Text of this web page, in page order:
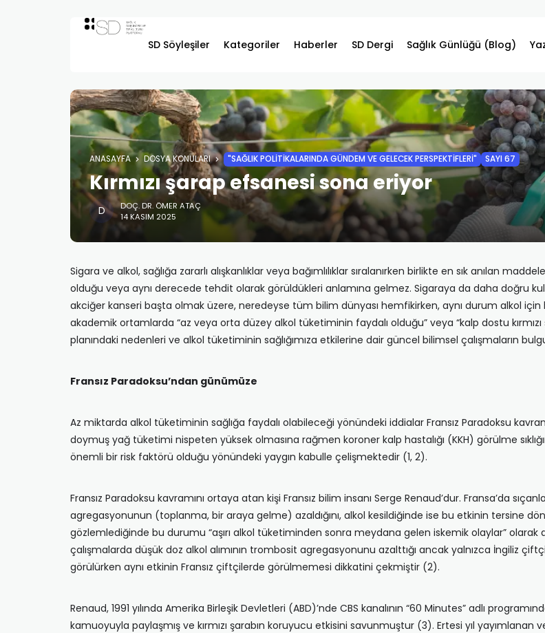
SD Söyleşiler Kategoriler Haberler SD Dergi Sağlık Günlüğü (Blog)
ANASAYFA DOSYA KONULARI "SAĞLIK POLITIKALARINDA GÜNDEM VE GELECEK PERSPEKTIFLERI" SAYI 67
Kırmızı şarap efsanesi sona eriyor
DOÇ. DR. ÖMER ATAÇ
14 KASIM 2025
Sigara ve alkol, sağlığa zararlı alışkanlıklar veya bağımlılıklar sıralanırken birlikte en sık anılan
olduğu veya aynı derecede tehdit olarak görüldükleri anlamına gelmez. Sigaraya da daha doğru
akciğer kanseri başta olmak üzere, neredeyse tüm bilim dünyası hemfikirken, aynı durum alkol
akademik ortamlarda “az veya orta düzey alkol tüketiminin faydalı olduğu” veya “kalp dostu
planındaki nedenleri ve alkol tüketiminin sağlığımıza etkilerine dair güncel bilimsel çalışmaların
Fransız Paradoksu’ndan günümüze
Az miktarda alkol tüketiminin sağlığa faydalı olabileceği yönündeki iddialar Fransız Paradoksu
doymuş yağ tüketimi nispeten yüksek olmasına rağmen koroner kalp hastalığı (KKH) görülme
önemli bir risk faktörü olduğu yönündeki yaygın kabulle çelişmektedir (1, 2).
Fransız Paradoksu kavramını ortaya atan kişi Fransız bilim insanı Serge Renaud’dur. Fransa’da
agregasyonunun (toplanma, bir araya gelme) azaldığını, alkol kesildiğinde ise bu etkinin tersine
gözlemlediğinde bu durumu “aşırı alkol tüketiminden sonra meydana gelen iskemik olaylar” olarak
çalışmalarda düşük doz alkol alımının trombosit agregasyonunu azalttığı ancak yalnızca İngiliz
görülürken aynı etkinin Fransız çiftçilerde görülmemesi dikkatini çekmiştir (2).
Renaud, 1991 yılında Amerika Birleşik Devletleri (ABD)’nde CBS kanalının “60 Minutes” adlı
kamuoyuyla paylaşmış ve kırmızı şarabın koruyucu etkisini savunmuştur (3). Ertesi yıl